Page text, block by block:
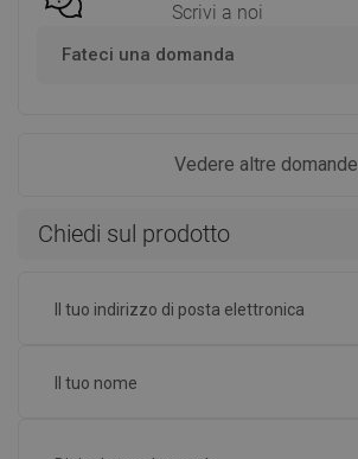
Scrivi a noi
Fateci una domanda
Vedere altre domande
Chiedi sul prodotto